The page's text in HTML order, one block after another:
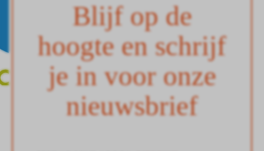
Blijf op de
hoogte en schrijf
je in voor onze
nieuwsbrief